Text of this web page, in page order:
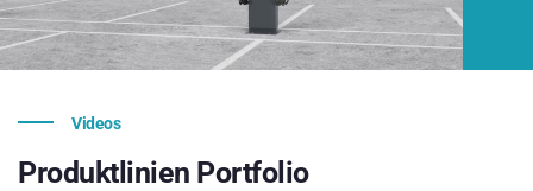
Videos
Produktlinien Portfolio